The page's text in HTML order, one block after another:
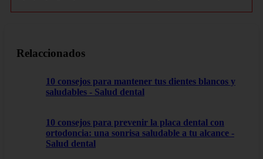
Relaccionados
10 consejos para mantener tus dientes blancos y
saludables - Salud dental
10 consejos para prevenir la placa dental con
ortodoncia: una sonrisa saludable a tu alcance -
Salud dental